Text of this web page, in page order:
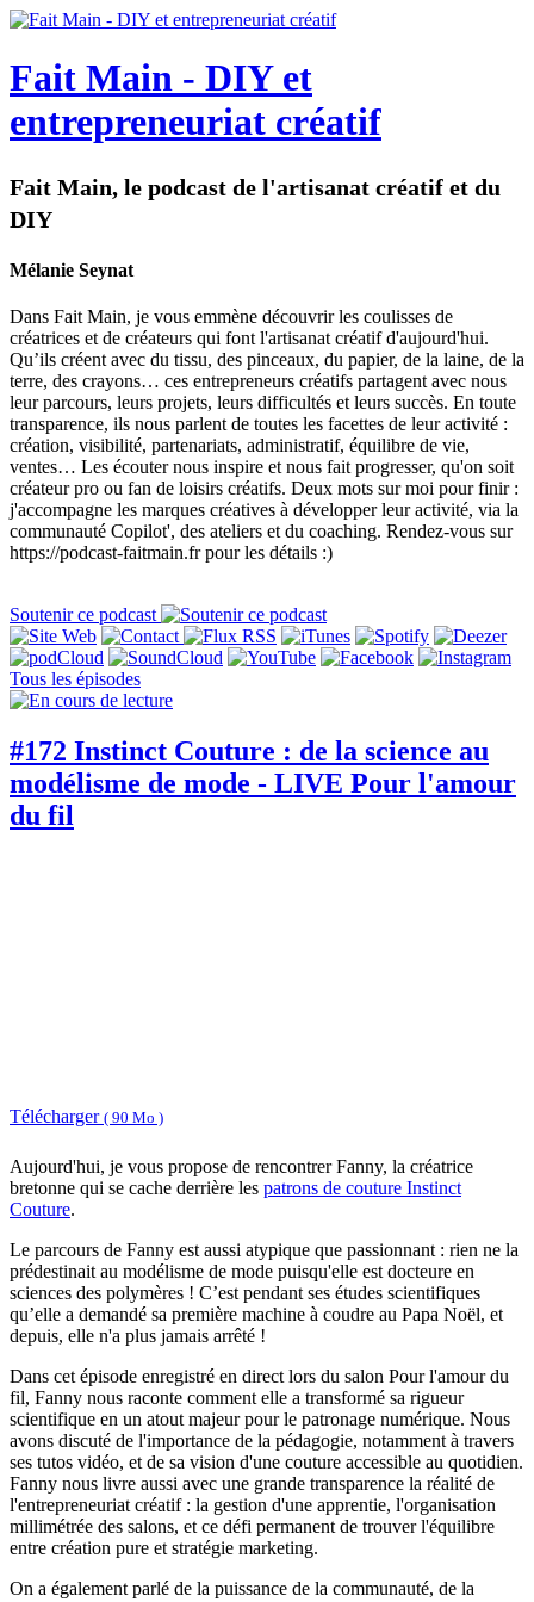
Fait Main - DIY et
entrepreneuriat créatif
Fait Main, le podcast de l'artisanat créatif et du
DIY
Mélanie Seynat
Dans Fait Main, je vous emmène découvrir les coulisses de
créatrices et de créateurs qui font l'artisanat créatif d'aujourd'hui.
Qu’ils créent avec du tissu, des pinceaux, du papier, de la laine, de la
terre, des crayons… ces entrepreneurs créatifs partagent avec nous
leur parcours, leurs projets, leurs difficultés et leurs succès. En toute
transparence, ils nous parlent de toutes les facettes de leur activité :
création, visibilité, partenariats, administratif, équilibre de vie,
ventes… Les écouter nous inspire et nous fait progresser, qu'on soit
créateur pro ou fan de loisirs créatifs. Deux mots sur moi pour finir :
j'accompagne les marques créatives à développer leur activité, via la
communauté Copilot', des ateliers et du coaching. Rendez-vous sur
https://podcast-faitmain.fr pour les détails :)
Soutenir ce podcast
Tous les épisodes
#172 Instinct Couture : de la science au
modélisme de mode - LIVE Pour l'amour
du fil
Télécharger ( 90 Mo )
Aujourd'hui, je vous propose de rencontrer Fanny, la créatrice
bretonne qui se cache derrière les patrons de couture Instinct
Couture.
Le parcours de Fanny est aussi atypique que passionnant : rien ne la
prédestinait au modélisme de mode puisqu'elle est docteure en
sciences des polymères ! C’est pendant ses études scientifiques
qu’elle a demandé sa première machine à coudre au Papa Noël, et
depuis, elle n'a plus jamais arrêté !
Dans cet épisode enregistré en direct lors du salon Pour l'amour du
fil, Fanny nous raconte comment elle a transformé sa rigueur
scientifique en un atout majeur pour le patronage numérique. Nous
avons discuté de l'importance de la pédagogie, notamment à travers
ses tutos vidéo, et de sa vision d'une couture accessible au quotidien.
Fanny nous livre aussi avec une grande transparence la réalité de
l'entrepreneuriat créatif : la gestion d'une apprentie, l'organisation
millimétrée des salons, et ce défi permanent de trouver l'équilibre
entre création pure et stratégie marketing.
On a également parlé de la puissance de la communauté, de la